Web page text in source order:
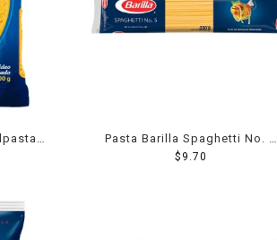
Pasta Barilla Spaghetti No. 5
220 Grs
$ 9.70